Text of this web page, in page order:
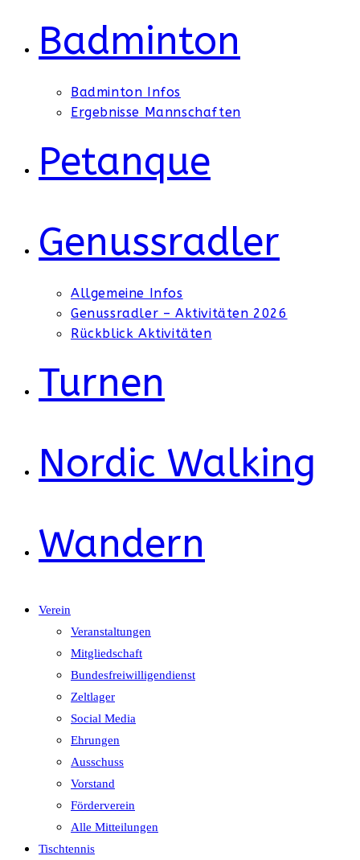
Badminton
Badminton Infos
Ergebnisse Mannschaften
Petanque
Genussradler
Allgemeine Infos
Genussradler – Aktivitäten 2026
Rückblick Aktivitäten
Turnen
Nordic Walking
Wandern
Verein
Veranstaltungen
Mitgliedschaft
Bundesfreiwilligendienst
Zeltlager
Social Media
Ehrungen
Ausschuss
Vorstand
Förderverein
Alle Mitteilungen
Tischtennis